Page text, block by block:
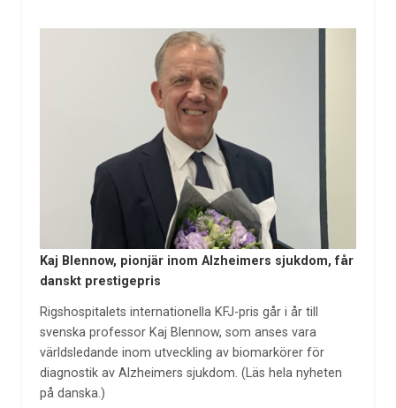
Kaj Blennow, pionjär inom Alzheimers sjukdom, får
danskt prestigepris
Rigshospitalets internationella KFJ-pris går i år till
svenska professor Kaj Blennow, som anses vara
världsledande inom utveckling av biomarkörer för
diagnostik av Alzheimers sjukdom. (Läs hela nyheten
på danska.)